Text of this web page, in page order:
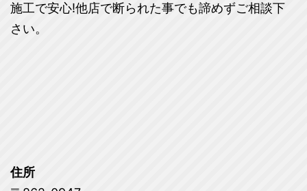
施工で安心!他店で断られた事でも諦めずご相談下
さい。
住所